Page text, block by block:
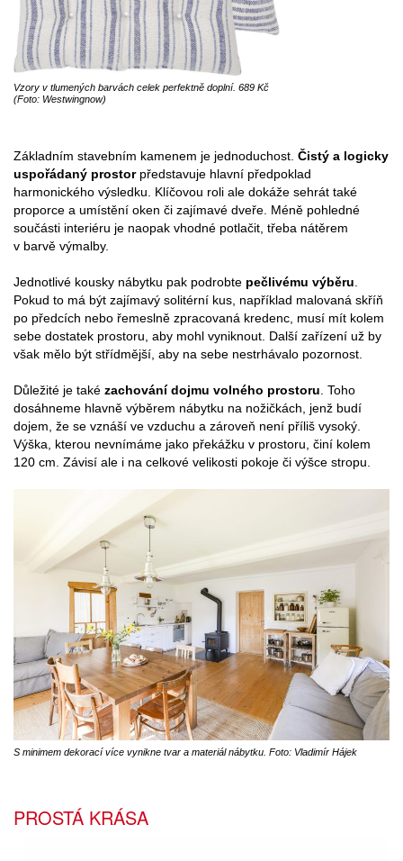
Vzory v tlumených barvách celek perfektně doplní. 689 Kč
(Foto: Westwingnow)
Základním stavebním kamenem je jednoduchost. Čistý a logicky
uspořádaný prostorpředstavuje hlavní předpoklad
harmonického výsledku. Klíčovou roli ale dokáže sehrát také
proporce a umístění oken či zajímavé dveře. Méně pohledné
součásti interiéru je naopak vhodné potlačit, třeba nátěrem
v barvě výmalby.
Jednotlivé kousky nábytku pak podrobte pečlivému výběru
Pokud to má být zajímavý solitérní kus, například malovaná skříň
po předcích nebo řemeslně zpracovaná kredenc, musí mít kolem
sebe dostatek prostoru, aby mohl vyniknout. Další zařízení už by
však mělo být střídmější, aby na sebe nestrhávalo pozornost.
Důležité je také zachování dojmu volného prostoru . Toho
dosáhneme hlavně výběrem nábytku na nožičkách, jenž budí
dojem, že se vznáší ve vzduchu a zároveň není příliš vysoký.
Výška, kterou nevnímáme jako překážku v prostoru, činí kolem
120 cm. Závisí ale i na celkové velikosti pokoje či výšce stropu.
S minimem dekorací více vynikne tvar a materiál nábytku. Foto: Vladimír Hájek
PROSTÁ KRÁSA